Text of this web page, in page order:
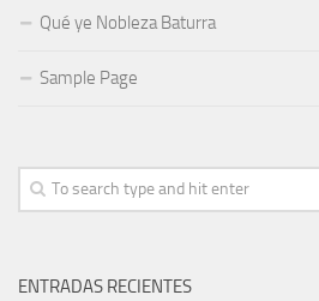
Qué ye Nobleza Baturra
Sample Page
ENTRADAS RECIENTES